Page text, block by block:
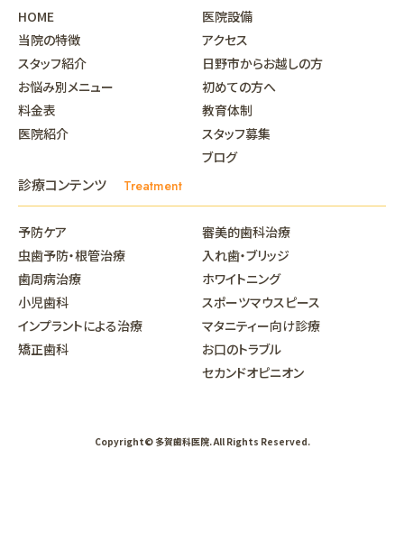
HOME
当院の特徴
スタッフ紹介
お悩み別メニュー
料金表
医院紹介
医院設備
アクセス
日野市からお越しの方
初めての方へ
教育体制
スタッフ募集
ブログ
診療コンテンツ Treatment
予防ケア
虫歯予防・根管治療
歯周病治療
小児歯科
インプラントによる治療
矯正歯科
審美的歯科治療
入れ歯・ブリッジ
ホワイトニング
スポーツマウスピース
マタニティー向け診療
お口のトラブル
セカンドオピニオン
Copyright© 多賀歯科医院. All Rights Reserved.